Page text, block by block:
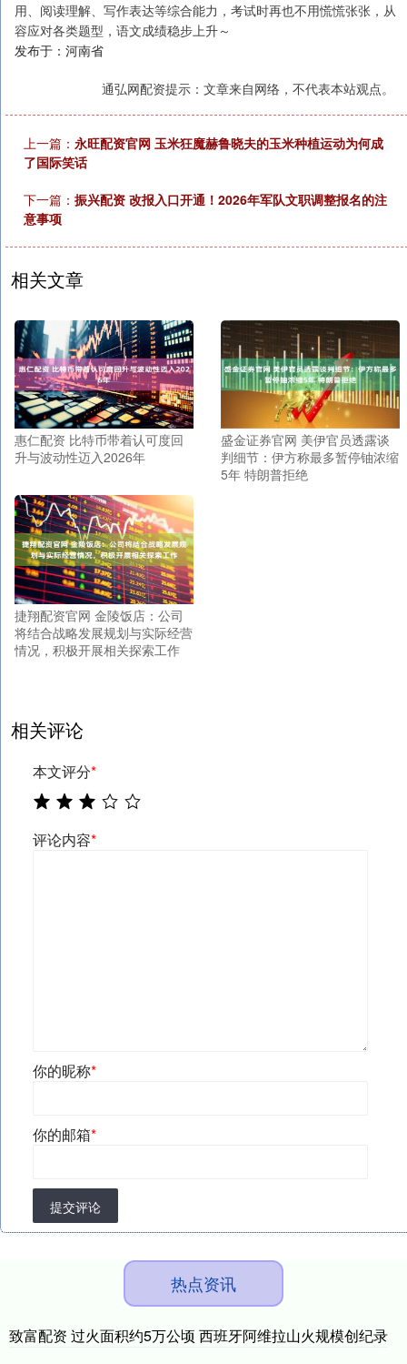
用、阅读理解、写作表达等综合能力，考试时再也不用慌慌张张，从
容应对各类题型，语文成绩稳步上升～
发布于：河南省
通弘网配资提示：文章来自网络，不代表本站观点。
上一篇： 永旺配资官网 玉米狂魔赫鲁晓夫的玉米种植运动为何成
了国际笑话
下一篇： 振兴配资 改报入口开通！2026年军队文职调整报名的注
意事项
相关文章
惠仁配资 比特币带着认可度回
升与波动性迈入2026年
盛金证券官网 美伊官员透露谈
判细节：伊方称最多暂停铀浓缩
5年 特朗普拒绝
捷翔配资官网 金陵饭店：公司
将结合战略发展规划与实际经营
情况，积极开展相关探索工作
相关评论
本文评分*
评论内容*
你的昵称*
你的邮箱*
提交评论
热点资讯
致富配资 过火面积约5万公顷 西班牙阿维拉山火规模创纪录